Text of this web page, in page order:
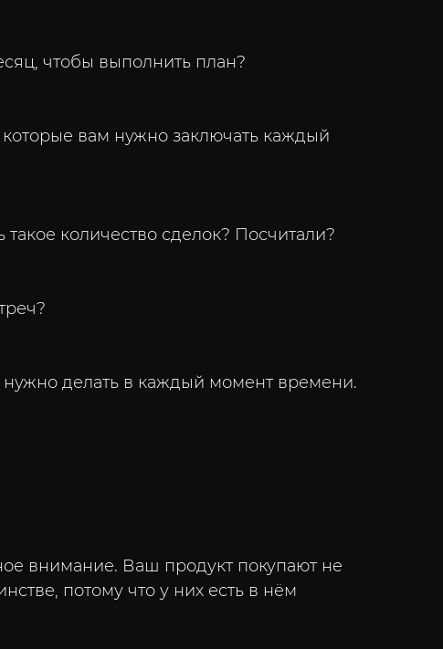
чтобы выполнить план?
которые вам нужно заключать каждый
количество сделок? Посчитали?
нужно делать в каждый момент времени.
внимание. Ваш продукт покупают не
потому что у них есть в нём